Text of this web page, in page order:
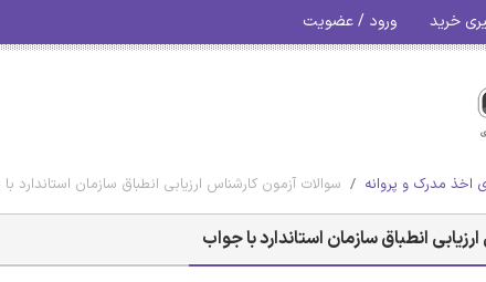
خرید ورود / عضویت
اخذ مدرک و پروانه سوالات آزمون کارشناس ارزیابی انطباق سازمان استاندارد
انطباق سازمان استاندارد با جواب